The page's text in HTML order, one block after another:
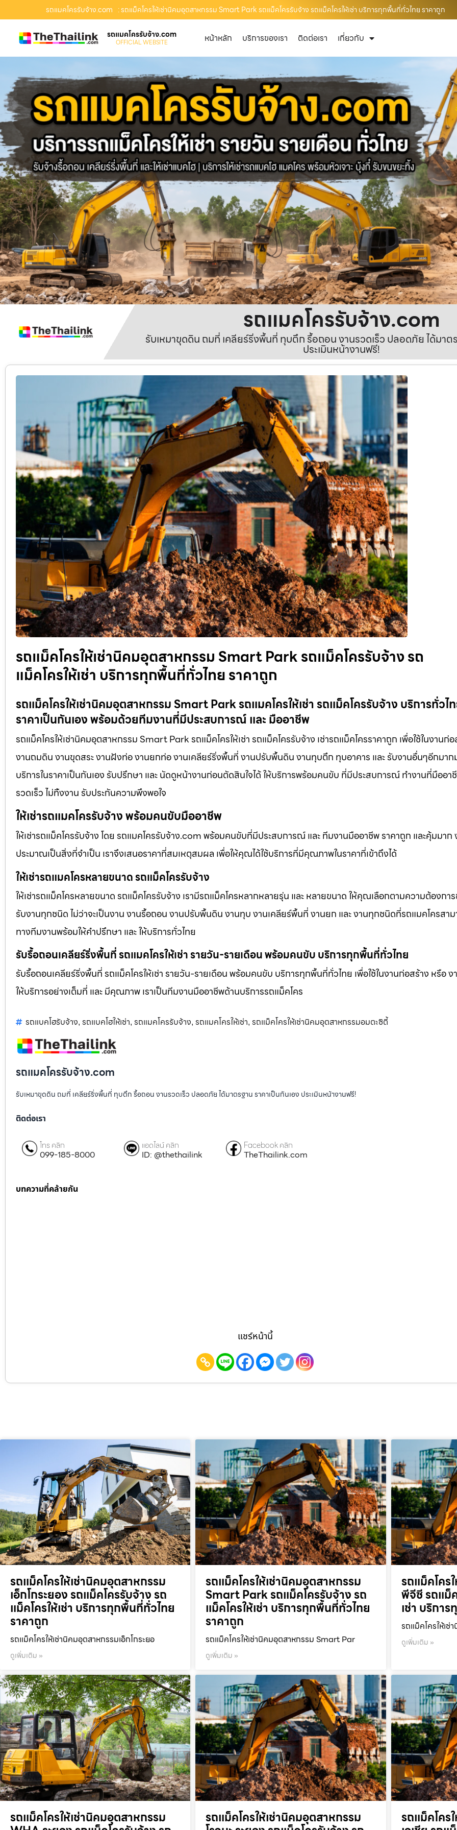
รถแมคโครรับจ้าง.com : รถแม็คโครให้เช่านิคมอุตสาหกรรม Smart Park รถแม็คโครรับจ้าง รถแม็คโครให้เช่า บริการทุกพื้นที่ทั่วไทย ราคาถูก
รถแมคโครรับจ้าง.com
OFFICIAL WEBSITE หน้าหลัก บริการของเรา ติดต่อเรา เกี่ยวกับ
รถแมคโครรับจ้าง.com
รับเหมาขุดดิน ถมที่ เคลียร์ริ่งพื้นที่ ทุบตึก รื้อถอน งานรวดเร็ว ปลอดภัย ได้มาต
ประเมินหน้างานฟรี!
รถแม็คโครให้เช่านิคมอุตสาหกรรม Smart Park รถแม็คโครรับจ้าง รถ
แม็คโครให้เช่า บริการทุกพื้นที่ทั่วไทย ราคาถูก
รถแม็คโครให้เช่านิคมอุตสาหกรรม Smart Park รถแมคโครให้เช่า รถแม็คโครรับจ้าง บริการทั่วไ
ราคาเป็นกันเอง พร้อมด้วยทีมงานที่มีประสบการณ์ และ มืออาชีพ
รถแม็คโครให้เช่านิคมอุตสาหกรรม Smart Park รถแม็คโครให้เช่า รถแม็คโครรับจ้าง เช่ารถแม็คโครราคาถูก เพื่อใช้ในงานก่
งานถมดิน งานขุดสระ งานฝังท่อ งานยกท่อ งานเคลียร์ริ่งพื้นที่ งานปรับพื้นดิน งานทุบตึก ทุบอาคาร และ รับงานอื่นๆอีกมาก
บริการในราคาเป็นกันเอง รับปรึกษา และ นัดดูหน้างานก่อนตัดสินใจได้ ให้บริการพร้อมคนขับ ที่มีประสบการณ์ ทำงานที่มืออา
รวดเร็ว ไม่ทิ้งงาน รับประกันความพึงพอใจ
ให้เช่ารถแมคโครรับจ้าง พร้อมคนขับมืออาชีพ
ให้เช่ารถแม็คโครรับจ้าง โดย รถแมคโครรับจ้าง.com พร้อมคนขับที่มีประสบการณ์ และ ทีมงานมืออาชีพ ราคาถูก และคุ้มมาก
ประมาณเป็นสิ่งที่จำเป็น เราจึงเสนอราคาที่สมเหตุสมผล เพื่อให้คุณได้ใช้บริการที่มีคุณภาพในราคาที่เข้าถึงได้
ให้เช่ารถแมคโครหลายขนาด รถแม็คโครรับจ้าง
ให้เช่ารถแม็คโครหลายขนาด รถแม็คโครรับจ้าง เรามีรถแม็คโครหลากหลายรุ่น และ หลายขนาด ให้คุณเลือกตามความต้องกา
รับงานทุกชนิด ไม่ว่าจะเป็นงาน งานรื้อถอน งานปรับพื้นดิน งานทุบ งานเคลียร์พื้นที่ งานยก และ งานทุกชนิดที่รถแมคโครสาม
ทางทีมงานพร้อมให้คำปรึกษา และ ให้บริการทั่วไทย
รับรื้อถอนเคลียร์ริ่งพื้นที่ รถแมคโครให้เช่า รายวัน-รายเดือน พร้อมคนขับ บริการทุกพื้นที่ทั่วไทย
รับรื้อถอนเคลียร์ริ่งพื้นที่ รถแม็คโครให้เช่า รายวัน-รายเดือน พร้อมคนขับ บริการทุกพื้นที่ทั่วไทย เพื่อใช้ในงานก่อสร้าง หรือ
ให้บริการอย่างเต็มที่ และ มีคุณภาพ เราเป็นทีมงานมืออาชีพด้านบริการรถแม็คโคร
รถแบคโฮรับจ้าง, รถแบคโฮให้เช่า, รถแมคโครรับจ้าง, รถแมคโครให้เช่า, รถแม็คโครให้เช่านิคมอุตสาหกรรมอมตะซิตี้
รถแมคโครรับจ้าง.com
รับเหมาขุดดิน ถมที่ เคลียร์ริ่งพื้นที่ ทุบตึก รื้อถอน งานรวดเร็ว ปลอดภัย ได้มาตรฐาน ราคาเป็นกันเอง ประเมินหน้างานฟรี!
ติดต่อเรา
โทร คลิก
099-185-8000
แอดไลน์ คลิก
ID: @thethailink
Facebook คลิก
TheThailink.com
บทความที่คล้ายกัน
แชร์หน้านี้
รถแม็คโครให้เช่านิคมอุตสาหกรรม
เอ็กโกระยอง รถแม็คโครรับจ้าง รถ
แม็คโครให้เช่า บริการทุกพื้นที่ทั่วไทย
ราคาถูก
รถแม็คโครให้เช่านิคมอุตสาหกรรมเอ็กโกระยอ
ดูเพิ่มเติม »
รถแม็คโครให้เช่านิคมอุตสาหกรรม
Smart Park รถแม็คโครรับจ้าง รถ
แม็คโครให้เช่า บริการทุกพื้นที่ทั่วไทย
ราคาถูก
รถแม็คโครให้เช่านิคมอุตสาหกรรม Smart Par
ดูเพิ่มเติม »
รถแม็คโคร
พีจีซี รถแม็
เช่า บริกา
รถแม็คโครให้เ
ดูเพิ่มเติม »
รถแม็คโครให้เช่านิคมอุตสาหกรรม รถแม็คโครให้เช่านิคมอุตสาหกรรม รถแม็คโคร